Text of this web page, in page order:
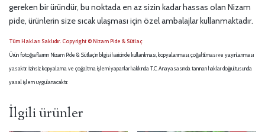
gereken bir üründür, bu noktada en az sizin kadar hassas olan Nizam
pide, ürünlerin size sıcak ulaşması için özel ambalajlar kullanmaktadır.
Tüm Hakları Saklıdır. Copyright © Nizam Pide & Sütlaç
Ürün fotoğraflarının Nizam Pide & Sütlaç’ın bilgisi haricinde kullanılması, kopyalanması, çoğaltılması ve yayınlanması
yasaktır. İzinsiz kopyalama ve çoğaltma işlemi yapanlar hakkında T.C. Anayasasında tanınan haklar doğrultusunda
yasal işlem uygulanacaktır.
İlgili ürünler